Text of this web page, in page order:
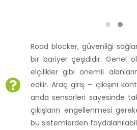
Road blocker, güvenliği
bir bariyer çeşididir. Genel
elçilikler gibi önemli
edilir. Araç giriş – çıkışını
anda sensörleri sayesinde
çıkışların engellenmesi
bu sistemlerden